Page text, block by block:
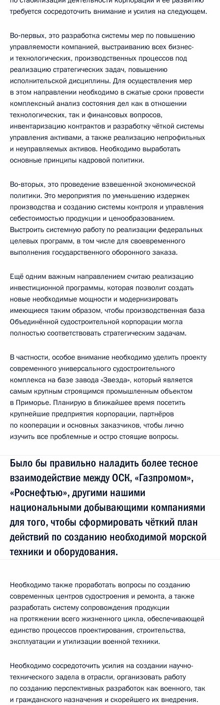
требуется сосредоточить внимание и усилия на следующем.
Во‑первых, это разработка системы мер по повышению
управляемости компанией, выстраиванию всех бизнес-
и технологических, производственных процессов под
реализацию стратегических задач, повышению
исполнительской дисциплины. Для осуществления мер
в этом направлении необходимо в сжатые сроки провести
комплексный анализ состояния дел как в отношении
технологических, так и финансовых вопросов,
инвентаризацию контрактов и разработку чёткой системы
управления активами, а также реализацию непрофильных
и неуправляемых активов. Необходимо выработать
основные принципы кадровой политики.
Во‑вторых, это проведение взвешенной экономической
политики. Это мероприятия по уменьшению издержек
производства и созданию системы контроля и управления
себестоимостью продукции и ценообразованием.
Выстроить системную работу по реализации федеральных
целевых программ, в том числе для своевременного
выполнения государственного оборонного заказа.
Ещё одним важным направлением считаю реализацию
инвестиционной программы, которая позволит создать
новые необходимые мощности и модернизировать
имеющиеся таким образом, чтобы производственная база
Объединённой судостроительной корпорации могла
полностью соответствовать стратегическим задачам.
В частности, особое внимание необходимо уделить проекту
современного универсального судостроительного
комплекса на базе завода «Звезда», который является
самым крупным строящимся промышленным объектом
в Приморье. Планирую в ближайшее время посетить
крупнейшие предприятия корпорации, партнёров
по кооперации и основных заказчиков, чтобы лично
изучить все проблемные и остро стоящие вопросы.
Было бы правильно наладить более тесное
взаимодействие между ОСК, «Газпромом»,
«Роснефтью», другими нашими
национальными добывающими компаниями
для того, чтобы сформировать чёткий план
действий по созданию необходимой морской
техники и оборудования.
Необходимо также проработать вопросы по созданию
современных центров судостроения и ремонта, а также
разработать систему сопровождения продукции
на протяжении всего жизненного цикла, обеспечивающей
единство процессов проектирования, строительства,
эксплуатации и утилизации военной техники.
Необходимо сосредоточить усилия на создании научно-
технического задела в отрасли, организовать работу
по созданию перспективных разработок как военного, так
и гражданского назначения и скорейшего их внедрения.